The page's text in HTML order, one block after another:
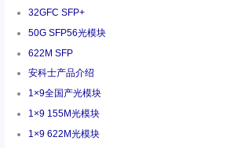
32GFC SFP+
50G SFP56光模块
622M SFP
安科士产品介绍
1×9全国产光模块
1×9 155M光模块
1×9 622M光模块